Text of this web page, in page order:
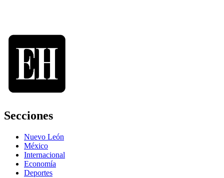
Secciones
Nuevo León
México
Internacional
Economía
Deportes